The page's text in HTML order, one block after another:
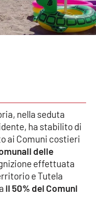
nella seduta
ha stabilito di
ai Comuni costieri
delle
effettuata
e Tutela
il 50% dei Comuni